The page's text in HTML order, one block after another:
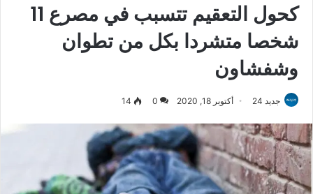
كحول التعقيم تتسبب في مصرع 11
شخصا متشردا بكل من تطوان
وشفشاون
جديد 24 أكتوبر 18, 2020 0
14